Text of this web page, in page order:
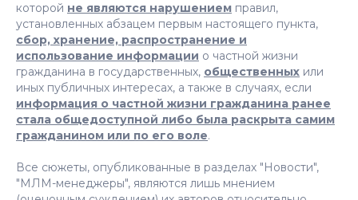
которой не являются нарушением правил,
установленных абзацем первым настоящего пункта,
сбор, хранение, распространение и
использование информации о частной жизни
гражданина в государственных, общественных или
иных публичных интересах, а также в случаях, если
информация о частной жизни гражданина ранее
стала общедоступной либо была раскрыта самим
гражданином или по его воле.
Все сюжеты, опубликованные в разделах "Новости",
"МЛМ-менеджеры", являются лишь мнением